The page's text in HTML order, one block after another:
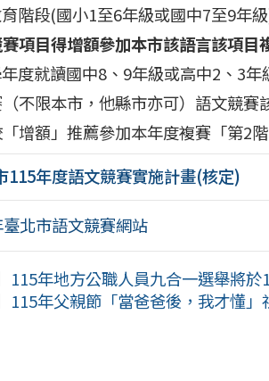
階段(國小1至6年級或國中7至9年
項目得增額參加本市該語言該項目
度就讀國中8、9年級或高中2、3
（不限本市，他縣市亦可）語文競
增額」推薦參加本年度複賽「第2階
115年度語文競賽實施計畫(核定)
臺北市語文競賽網站
115年地方公職人員九合一選舉將於
115年父親節「當爸爸後，我才懂」